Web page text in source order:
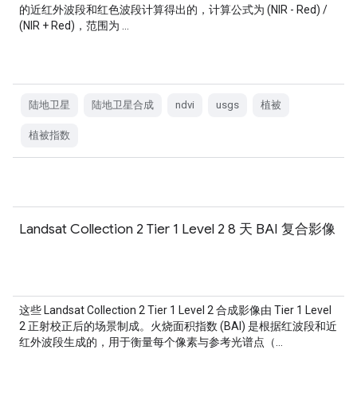
的近红外波段和红色波段计算得出的，计算公式为 (NIR - Red) /
(NIR + Red)，范围为 …
陆地卫星 陆地卫星合成 ndvi usgs 植被
植被指数
Landsat Collection 2 Tier 1 Level 2 8 天 BAI 复合影像
这些 Landsat Collection 2 Tier 1 Level 2 合成影像由 Tier 1 Level
2 正射校正后的场景制成。火烧面积指数 (BAI) 是根据红波段和近
红外波段生成的，用于衡量每个像素与参考光谱点（…